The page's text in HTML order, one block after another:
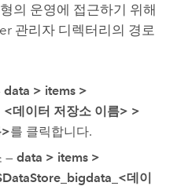
의 운영에 접근하기 위해
관리자 디렉터리의 경로
data > items >
<데이터 저장소 이름> >
를 클릭합니다.
—data > items >
데이